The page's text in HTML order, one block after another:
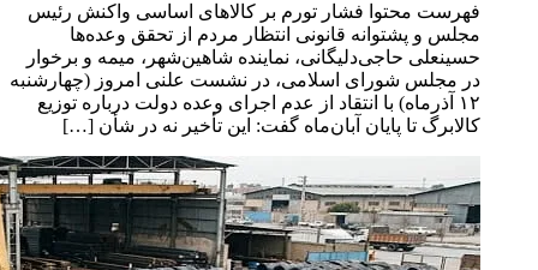
فهرست محتوا فشار تورم بر کالاهای اساسی واکنش رئیس
مجلس و پشتوانه قانونی انتظار مردم از تحقق وعده‌ها
حسینعلی حاجی‌دلیگانی، نماینده شاهین‌شهر، میمه و برخوار
در مجلس شورای اسلامی، در نشست علنی امروز (چهارشنبه
۱۲ آذرماه) با انتقاد از عدم اجرای وعده دولت درباره توزیع
کالابرگ تا پایان آبان‌ماه گفت: این تأخیر نه در شأن […]